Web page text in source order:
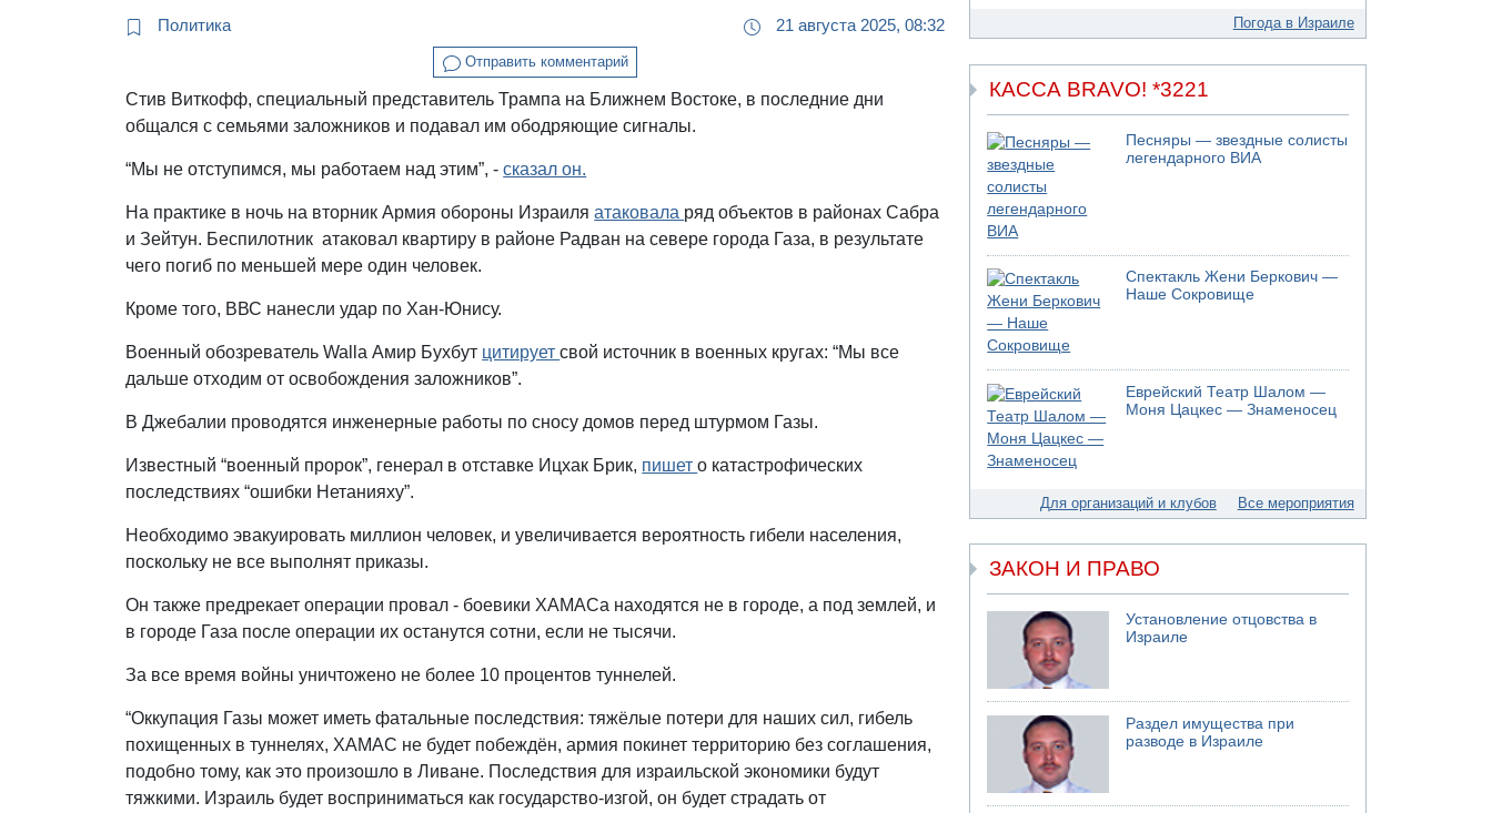
Политика 21 августа 2025, 08:32
Отправить комментарий
Стив Виткофф, специальный представитель Трампа на Ближнем Востоке, в последние дни
общался с семьями заложников и подавал им ободряющие сигналы.
“Мы не отступимся, мы работаем над этим”, -сказал он.
На практике в ночь на вторник Армия обороны Израиляатаковала ряд объектов в районах Сабра
и Зейтун. Беспилотник атаковал квартиру в районе Радван на севере города Газа, в результате
чего погиб по меньшей мере один человек.
Кроме того, ВВС нанесли удар по Хан-Юнису.
Военный обозреватель Walla Амир Бухбут цитируетсвой источник в военных кругах: “Мы все
дальше отходим от освобождения заложников”.
В Джебалии проводятся инженерные работы по сносу домов перед штурмом Газы.
Известный “военный пророк”, генерал в отставке Ицхак Брик, пишето катастрофических
последствиях “ошибки Нетанияху”.
Необходимо эвакуировать миллион человек, и увеличивается вероятность гибели населения,
поскольку не все выполнят приказы.
Он также предрекает операции провал - боевики ХАМАСа находятся не в городе, а под землей, и
в городе Газа после операции их останутся сотни, если не тысячи.
За все время войны уничтожено не более 10 процентов туннелей.
“Оккупация Газы может иметь фатальные последствия: тяжёлые потери для наших сил, гибель
похищенных в туннелях, ХАМАС не будет побеждён, армия покинет территорию без соглашения,
подобно тому, как это произошло в Ливане. Последствия для израильской экономики будут
тяжкими. Израиль будет восприниматься как государство-изгой, он будет страдать от
Бывший посол Израиля в ООН Гилад Эрдан
политической партии
05.08.2026 13:49
На севере Израиля на берег выбросило тело
05.08.2026 13:32
В России горят новые склады
05.08.2026 10:19
Хуситы сообщают об атаке по Саудовскому
танкеру
Левые активисты пытались ворваться в офис
"Религиозного сионизма"
В Дубае поднимается дым над портом
05.08.2026 06:41
Еще один меморандум для Ирана
04.08.2026 20:31
Минздрав и Министерство экологии
сообщили о необычно высоком уровне
севере страны
Погода в Израиле
КАССА BRAVO! *3221
Песняры — звездные солисты
легендарного ВИА
Спектакль Жени Беркович —
Наше Сокровище
Еврейский Театр Шалом —
Моня Цацкес — Знаменосец
Для организаций и клубов Все мероприятия
ЗАКОН И ПРАВО
Установление отцовства в
Израиле
Раздел имущества при
разводе в Израиле